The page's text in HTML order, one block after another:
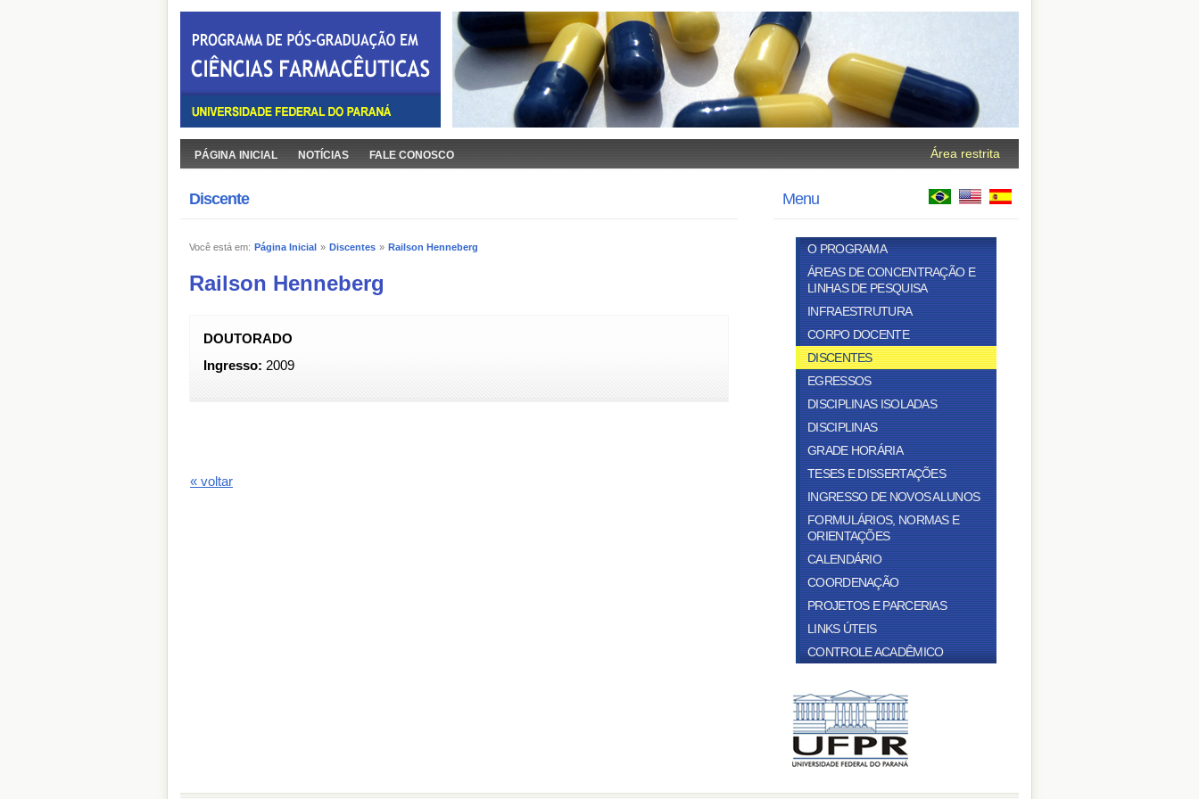
PÁGINA INICIAL NOTÍCIAS FALE CONOSCO Área restrita
Discente
Você está em: Página Inicial » Discentes » Railson Henneberg
Railson Henneberg
DOUTORADO
Ingresso: 2009
« voltar
Menu
O PROGRAMA
ÁREAS DE CONCENTRAÇÃO E
LINHAS DE PESQUISA
INFRAESTRUTURA
CORPO DOCENTE
DISCENTES
EGRESSOS
DISCIPLINAS ISOLADAS
DISCIPLINAS
GRADE HORÁRIA
TESES E DISSERTAÇÕES
INGRESSO DE NOVOS ALUNOS
FORMULÁRIOS, NORMAS E
ORIENTAÇÕES
CALENDÁRIO
COORDENAÇÃO
PROJETOS E PARCERIAS
LINKS ÚTEIS
CONTROLE ACADÊMICO